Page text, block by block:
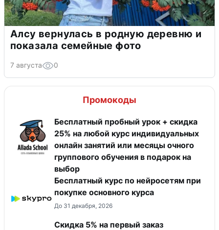
Алсу вернулась в родную деревню и
показала семейные фото
7 августа 0
Промокоды
Бесплатный пробный урок + скидка
25% на любой курс индивидуальных
онлайн занятий или месяцы очного
группового обучения в подарок на
выбор
Бесплатный курс по нейросетям при
покупке основного курса
До 31 декабря, 2026
Скидка 5% на первый заказ